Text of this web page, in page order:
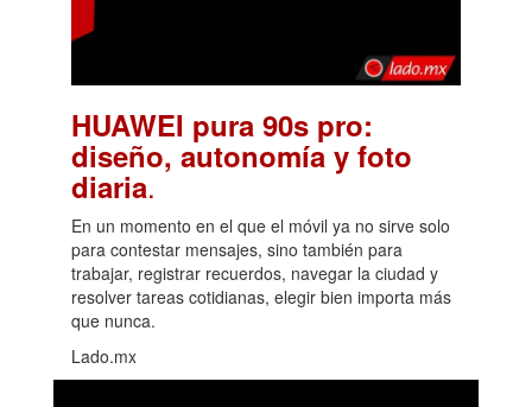
HUAWEI pura 90s pro:
diseño, autonomía y foto
diaria.
En un momento en el que el móvil ya no sirve solo
para contestar mensajes, sino también para
trabajar, registrar recuerdos, navegar la ciudad y
resolver tareas cotidianas, elegir bien importa más
que nunca.
Lado.mx